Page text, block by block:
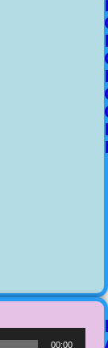
00:00